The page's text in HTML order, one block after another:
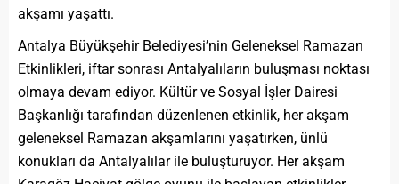
akşamı yaşattı.
Antalya Büyükşehir Belediyesi’nin Geleneksel Ramazan
Etkinlikleri, iftar sonrası Antalyalıların buluşması noktası
olmaya devam ediyor. Kültür ve Sosyal İşler Dairesi
Başkanlığı tarafından düzenlenen etkinlik, her akşam
geleneksel Ramazan akşamlarını yaşatırken, ünlü
konukları da Antalyalılar ile buluşturuyor. Her akşam